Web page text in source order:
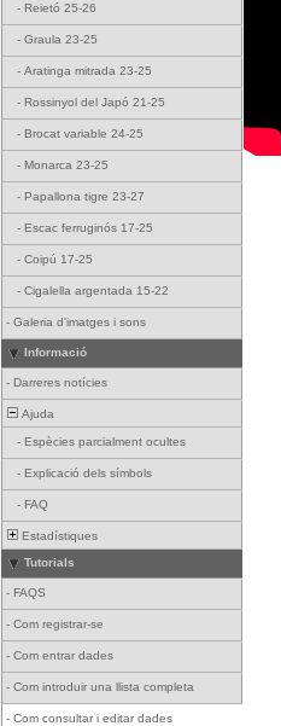
- Reietó 25-26
- Graula 23-25
- Aratinga mitrada 23-25
- Rossinyol del Japó 21-25
- Brocat variable 24-25
- Monarca 23-25
- Papallona tigre 23-27
- Escac ferruginós 17-25
- Coipú 17-25
- Cigalella argentada 15-22
- Galeria d'imatges i sons
Informació
- Darreres notícies
Ajuda
- Espècies parcialment ocultes
- Explicació dels símbols
- FAQ
Estadístiques
Tutorials
- FAQS
- Com registrar-se
- Com entrar dades
- Com introduir una llista completa
- Com consultar i editar dades